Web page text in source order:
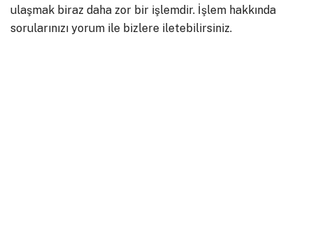
ulaşmak biraz daha zor bir işlemdir. İşlem hakkında
sorularınızı yorum ile bizlere iletebilirsiniz.